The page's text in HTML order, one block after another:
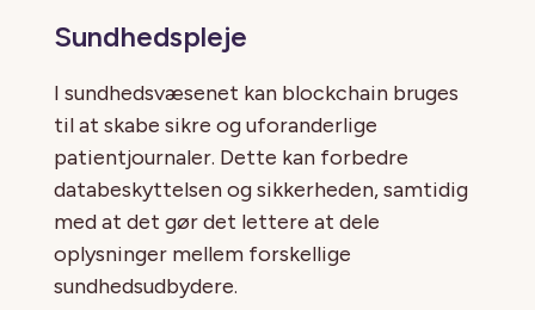
Sundhedspleje
I sundhedsvæsenet kan blockchain bruges
til at skabe sikre og uforanderlige
patientjournaler. Dette kan forbedre
databeskyttelsen og sikkerheden, samtidig
med at det gør det lettere at dele
oplysninger mellem forskellige
sundhedsudbydere.